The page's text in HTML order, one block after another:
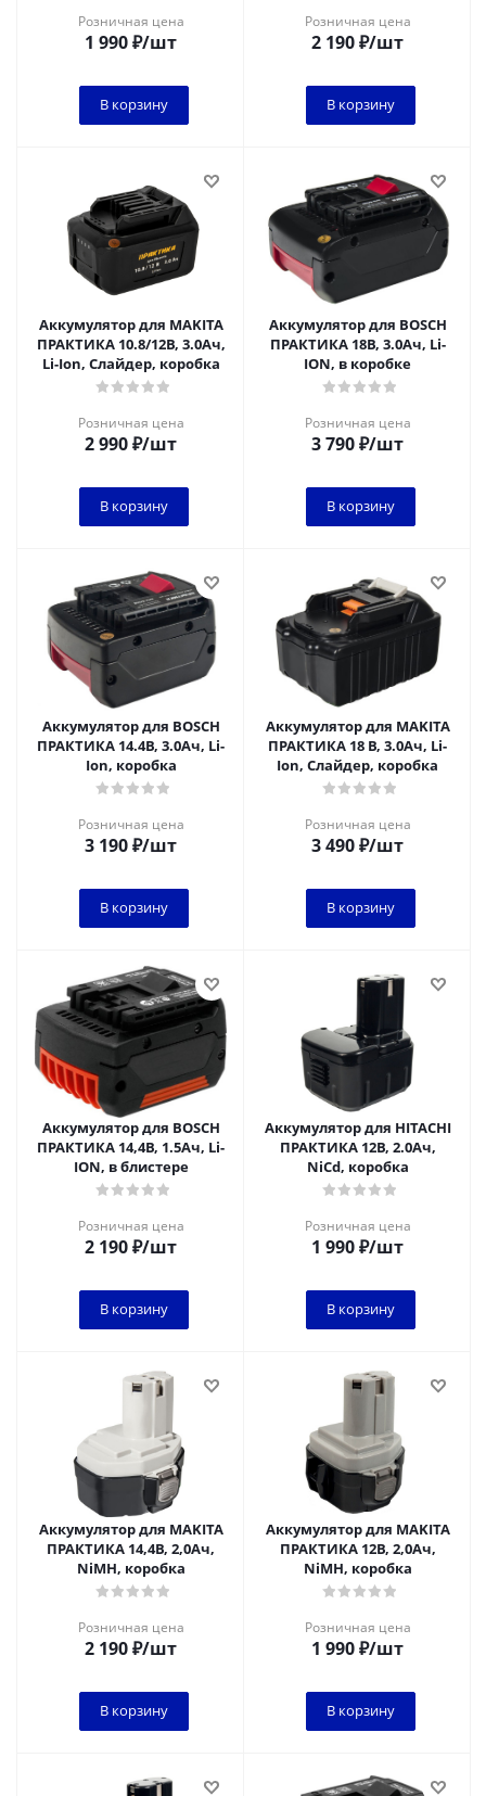
Розничная цена
1 990₽/шт
В корзину
Розничная цена
2 190₽/шт
В корзину
Аккумулятор для MAKITA
ПРАКТИКА 10.8/12В, 3.0Ач,
Li-Ion, Слайдер, коробка
Розничная цена
2 990₽/шт
В корзину
Аккумулятор для BOSCH
ПРАКТИКА 18В, 3.0Ач, Li-
ION, в коробке
Розничная цена
3 790₽/шт
В корзину
Аккумулятор для BOSCH
ПРАКТИКА 14.4В, 3.0Ач, Li-
Ion, коробка
Розничная цена
3 190₽/шт
В корзину
Аккумулятор для MAKITA
ПРАКТИКА 18 В, 3.0Ач, Li-
Ion, Слайдер, коробка
Розничная цена
3 490₽/шт
В корзину
Аккумулятор для BOSCH
ПРАКТИКА 14,4В, 1.5Ач, Li-
ION, в блистере
Розничная цена
2 190₽/шт
В корзину
Аккумулятор для HITACHI
ПРАКТИКА 12В, 2.0Ач,
NiCd, коробка
Розничная цена
1 990₽/шт
В корзину
Аккумулятор для MAKITA
ПРАКТИКА 14,4В, 2,0Ач,
NiMH, коробка
Розничная цена
2 190₽/шт
В корзину
Аккумулятор для MAKITA
ПРАКТИКА 12В, 2,0Ач,
NiMH, коробка
Розничная цена
1 990₽/шт
В корзину